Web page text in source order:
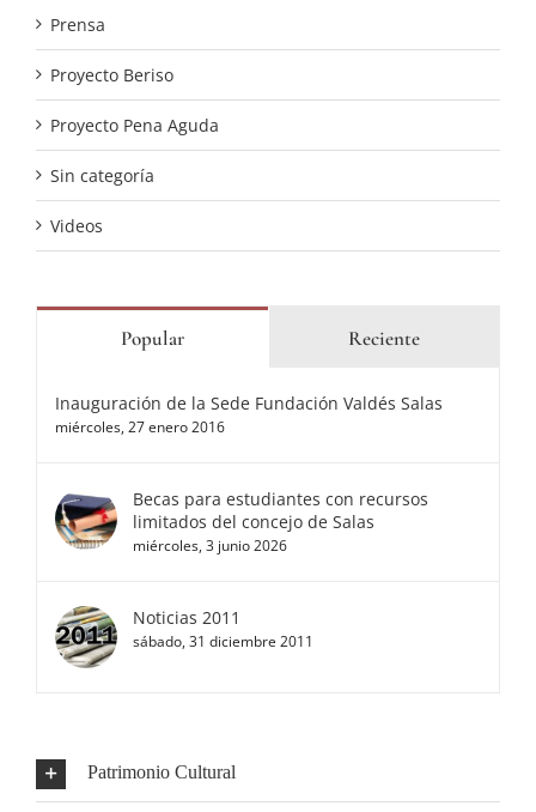
Prensa
Proyecto Beriso
Proyecto Pena Aguda
Sin categoría
Videos
Popular Reciente
Inauguración de la Sede Fundación Valdés Salas
miércoles, 27 enero 2016
Becas para estudiantes con recursos
limitados del concejo de Salas
miércoles, 3 junio 2026
Noticias 2011
sábado, 31 diciembre 2011
Patrimonio Cultural